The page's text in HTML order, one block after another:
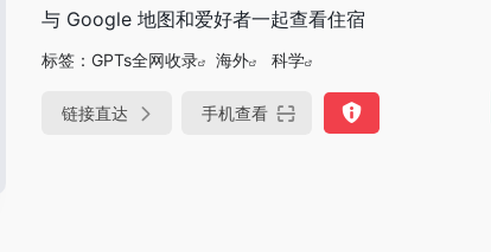
与 Google 地图和爱好者一起查看住宿
标签： GPTs全网收录 海外 科学
链接直达 手机查看